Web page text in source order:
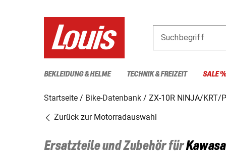
Suchbegriff
BEKLEIDUNG & HELME TECHNIK & FREIZEIT SALE %
Startseite Bike-Datenbank
ZX-10R NINJA/KRT/
Zurück zur Motorradauswahl
Ersatzteile und Zubehör für